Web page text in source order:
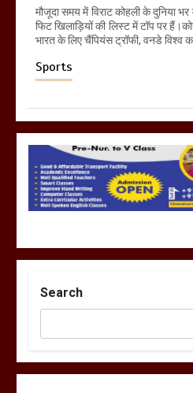
मौजूदा समय में विराट कोहली के दुनिया
फिट खिलाड़ियों की लिस्ट में टॉप पर
भारत के लिए चैंपियंस ट्रॉफी, वनडे विश्व
Sports
Search